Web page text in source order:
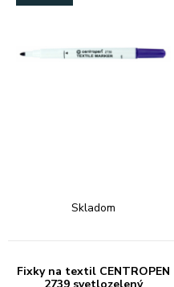
Skladom
Fixky na textil CENTROPEN